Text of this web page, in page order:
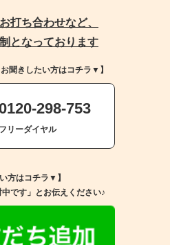
打ち合わせなど、
となっております
聞きしたい方はコチラ▼】
298-753
フリーダイヤル
方はコチラ▼】
です」とお伝えください♪